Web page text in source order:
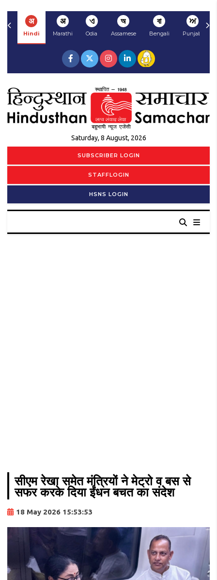
अ
Hindi
अ
Marathi
ଏ
Odia
অ
Assamese
বা
Bengali
ਅ
Punjabi
Saturday, 8 August, 2026
SUBSCRIBER LOGIN
STAFFLOGIN
HSNS LOGIN
सीएम रेखा समेत मंत्रियों ने मेट्रो व बस से
सफर करके दिया ईंधन बचत का संदेश
18 May 2026 15:53:53